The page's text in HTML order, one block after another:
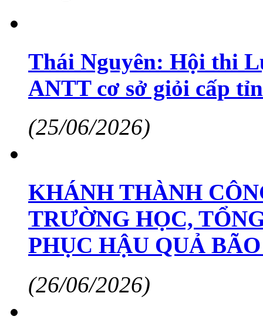
Thái Nguyên: Hội thi
ANTT cơ sở giỏi cấp
(25/06/2026)
KHÁNH THÀNH
TRƯỜNG HỌC,
PHỤC HẬU QUẢ
(26/06/2026)